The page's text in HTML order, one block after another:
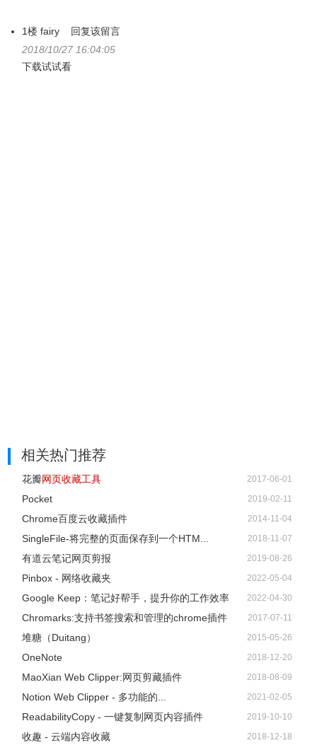
1楼fairy
回复该留言
2018/10/27 16:04:05
下载试试看
相关热门推荐
花瓣网页收藏工具 2017-06-01
Pocket 2019-02-11
Chrome百度云收藏插件 2014-11-04
SingleFile-将完整的页面保存到一个HTM... 2018-11-07
有道云笔记网页剪报 2019-08-26
Pinbox - 网络收藏夹 2022-05-04
Google Keep：笔记好帮手，提升你的工作效率 2022-04-30
Chromarks:支持书签搜索和管理的chrome插件 2017-07-11
堆糖（Duitang） 2015-05-26
OneNote 2018-12-20
MaoXian Web Clipper:网页剪藏插件 2018-08-09
Notion Web Clipper - 多功能的... 2021-02-05
ReadabilityCopy - 一键复制网页内容插件 2019-10-10
收趣 - 云端内容收藏 2018-12-18